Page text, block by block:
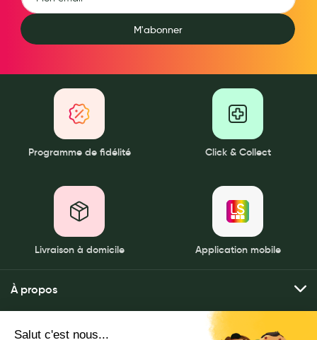
Soins ORL
Douleurs articulaires et musculaires
Santé séniors
Anti acariens, anti gale, anti tiques, insectifuges
Vétérinaire
Incontinence
Protections auditives
Piluliers
M'abonner
Programme de fidélité Click & Collect
Livraison à domicile Application mobile
À propos
Qui sommes-nous ?
Nos pharmacies
Mes services